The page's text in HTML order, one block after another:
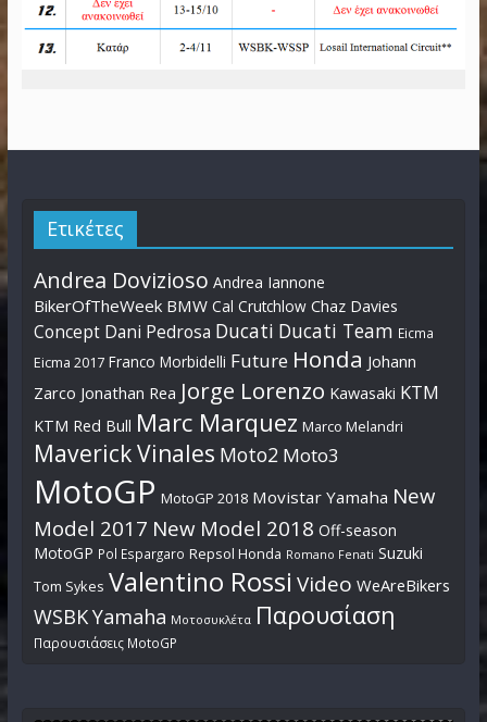
Ετικέτες
Andrea Dovizioso Andrea Iannone
BikerOfTheWeek BMW Cal Crutchlow Chaz Davies
Concept Dani Pedrosa Ducati Ducati Team Eicma
Eicma 2017 Franco Morbidelli Future Honda Johann
Zarco Jonathan Rea Jorge Lorenzo Kawasaki KTM
KTM Red Bull Marc Marquez Marco Melandri
Maverick Vinales Moto2 Moto3
MotoGP MotoGP 2018 Movistar Yamaha New
Model 2017 New Model 2018 Off-season
MotoGP Pol Espargaro Repsol Honda Romano Fenati Suzuki
Tom Sykes Valentino Rossi Video WeAreBikers
WSBKYamaha Μοτοσυκλέτα Παρουσίαση
Παρουσιάσεις MotoGP